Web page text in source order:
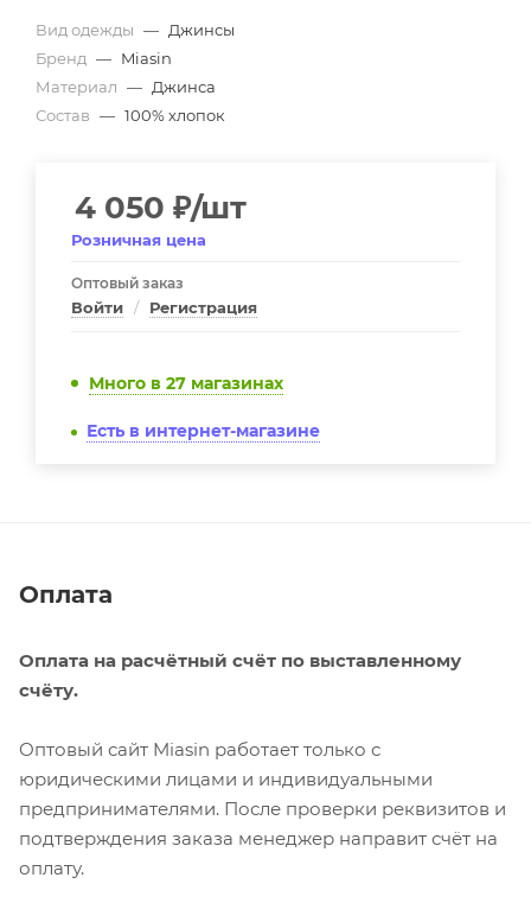
Вид одежды — Джинсы
Бренд — Miasin
Материал — Джинса
Состав — 100% хлопок
4 050 ₽/шт
Розничная цена
Оптовый заказ
Войти / Регистрация
Много в 27 магазинах
Есть в интернет-магазине
Оплата
Оплата на расчётный счёт по выставленному
счёту.
Оптовый сайт Miasin работает только с
юридическими лицами и индивидуальными
предпринимателями. После проверки реквизитов и
подтверждения заказа менеджер направит счёт на
оплату.